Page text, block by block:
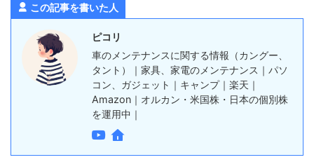
この記事を書いた人
ピコリ
車のメンテナンスに関する情報（カングー、
タント）｜家具、家電のメンテナンス｜パソ
コン、ガジェット｜キャンプ｜楽天｜
Amazon｜オルカン・米国株・日本の個別株
を運用中｜